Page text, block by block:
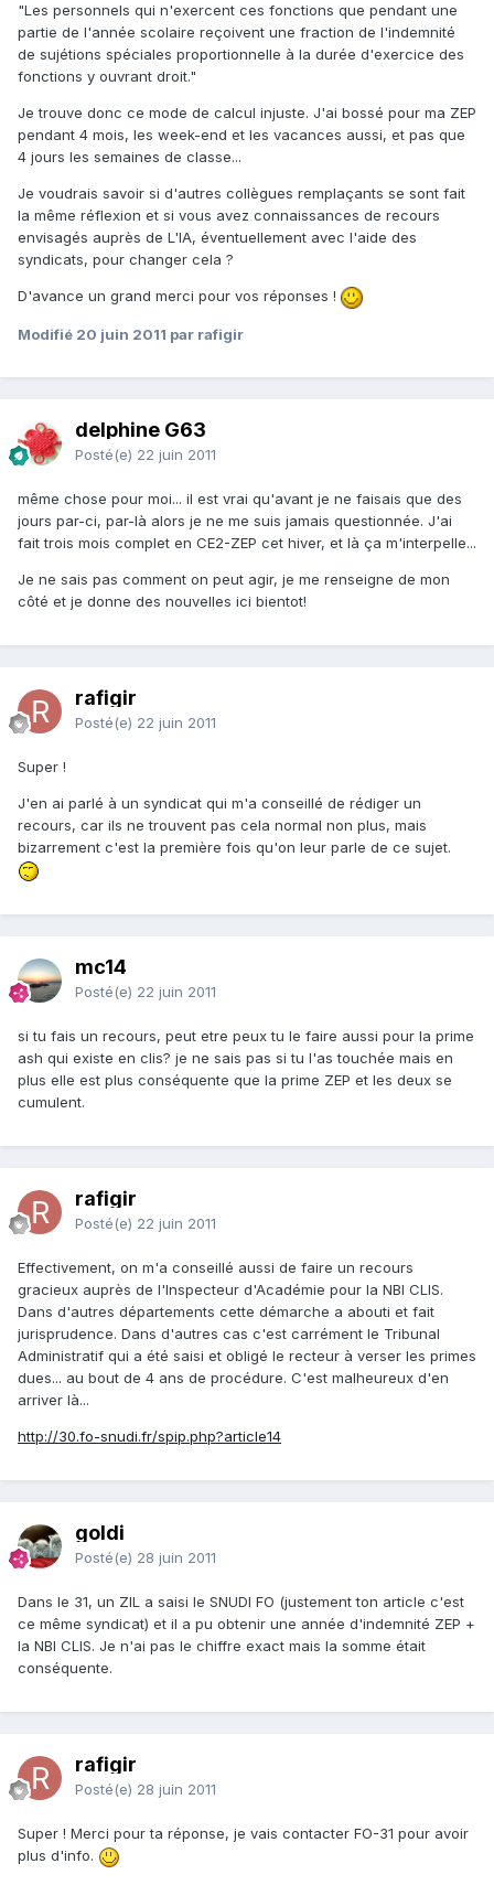
"Les personnels qui n'exercent ces fonctions que pendant une
partie de l'année scolaire reçoivent une fraction de l'indemnité
de sujétions spéciales proportionnelle à la durée d'exercice des
fonctions y ouvrant droit."
Je trouve donc ce mode de calcul injuste. J'ai bossé pour ma ZEP
pendant 4 mois, les week-end et les vacances aussi, et pas que
4 jours les semaines de classe...
Je voudrais savoir si d'autres collègues remplaçants se sont fait
la même réflexion et si vous avez connaissances de recours
envisagés auprès de L'IA, éventuellement avec l'aide des
syndicats, pour changer cela ?
D'avance un grand merci pour vos réponses !
Modifié 20 juin 2011 par rafigir
delphine G63
Posté(e) 22 juin 2011
même chose pour moi... il est vrai qu'avant je ne faisais que des
jours par-ci, par-là alors je ne me suis jamais questionnée. J'ai
fait trois mois complet en CE2-ZEP cet hiver, et là ça m'interpelle...
Je ne sais pas comment on peut agir, je me renseigne de mon
côté et je donne des nouvelles ici bientot!
rafigir
Posté(e) 22 juin 2011
Super !
J'en ai parlé à un syndicat qui m'a conseillé de rédiger un
recours, car ils ne trouvent pas cela normal non plus, mais
bizarrement c'est la première fois qu'on leur parle de ce sujet.
mc14
Posté(e) 22 juin 2011
si tu fais un recours, peut etre peux tu le faire aussi pour la prime
ash qui existe en clis? je ne sais pas si tu l'as touchée mais en
plus elle est plus conséquente que la prime ZEP et les deux se
cumulent.
rafigir
Posté(e) 22 juin 2011
Effectivement, on m'a conseillé aussi de faire un recours
gracieux auprès de l'Inspecteur d'Académie pour la NBI CLIS.
Dans d'autres départements cette démarche a abouti et fait
jurisprudence. Dans d'autres cas c'est carrément le Tribunal
Administratif qui a été saisi et obligé le recteur à verser les primes
dues... au bout de 4 ans de procédure. C'est malheureux d'en
arriver là...
http://30.fo-snudi.fr/spip.php?article14
goldi
Posté(e) 28 juin 2011
Dans le 31, un ZIL a saisi le SNUDI FO (justement ton article c'est
ce même syndicat) et il a pu obtenir une année d'indemnité ZEP +
la NBI CLIS. Je n'ai pas le chiffre exact mais la somme était
conséquente.
rafigir
Posté(e) 28 juin 2011
Super ! Merci pour ta réponse, je vais contacter FO-31 pour avoir
plus d'info.